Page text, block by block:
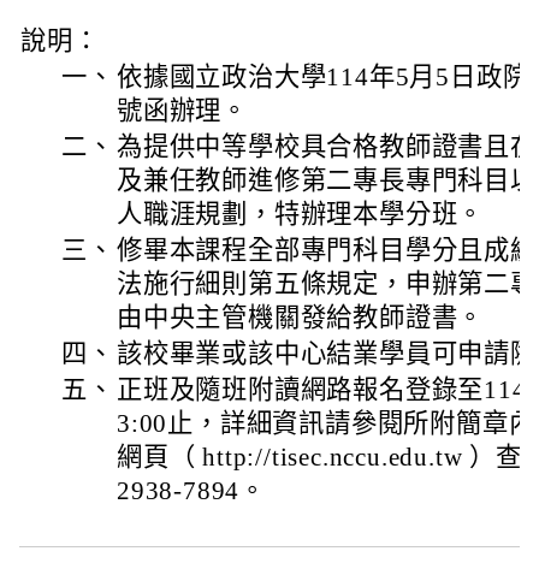
說明：
一、 依據國立政治大學114年5月5日政院
號函辦理。
二、 為提供中等學校具合格教師證書且
及兼任教師進修第二專長專門科目
人職涯規劃，特辦理本學分班。
三、 修畢本課程全部專門科目學分且成
法施行細則第五條規定，申辦第二
由中央主管機關發給教師證書。
四、 該校畢業或該中心結業學員可申請
五、 正班及隨班附讀網路報名登錄至114
3:00止，詳細資訊請參閱所附簡章
網頁（ http://tisec.nccu.edu.tw ）查
2938-7894。